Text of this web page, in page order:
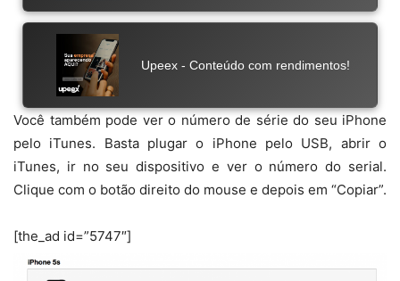
Você também pode ver o número de série do seu iPhone
pelo iTunes. Basta plugar o iPhone pelo USB, abrir o
iTunes, ir no seu dispositivo e ver o número do serial.
Clique com o botão direito do mouse e depois em “Copiar”.
[the_ad id=”5747″]